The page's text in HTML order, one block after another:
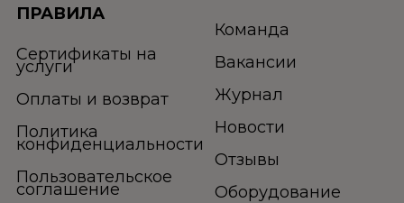
ПРАВИЛА
Сертификаты на
услуги
Оплаты и возврат
Политика
конфиденциальности
Пользовательское
соглашение
Команда
Вакансии
Журнал
Новости
Отзывы
Оборудование